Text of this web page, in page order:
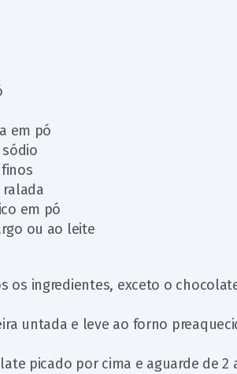
em pó
em pó
ou ao leite
os ingredientes, exceto o
untada e leve ao forno
picado por cima e aguarde de 2